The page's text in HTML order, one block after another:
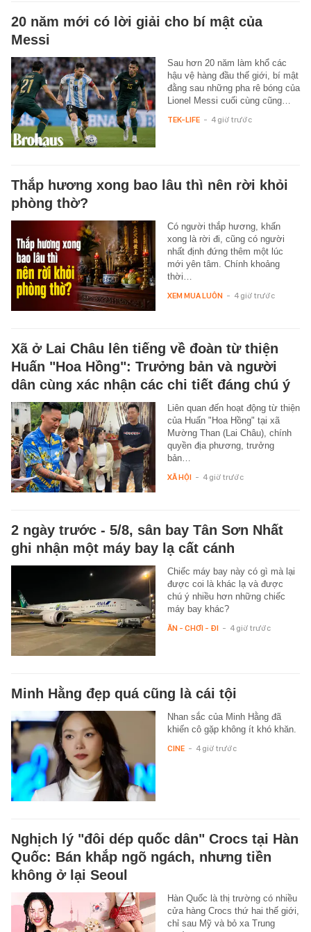
20 năm mới có lời giải cho bí mật của
Messi
Sau hơn 20 năm làm khổ các
hậu vệ hàng đầu thế giới, bí mật
đằng sau những pha rê bóng của
Lionel Messi cuối cùng cũng…
TEK-LIFE - 4 giờ trước
Thắp hương xong bao lâu thì nên rời khỏi
phòng thờ?
Có người thắp hương, khấn
xong là rời đi, cũng có người
nhất định đứng thêm một lúc
mới yên tâm. Chính khoảng
thời…
XEM MUA LUÔN - 4 giờ trước
Xã ở Lai Châu lên tiếng về đoàn từ thiện
Huấn "Hoa Hồng": Trưởng bản và người
dân cùng xác nhận các chi tiết đáng chú ý
Liên quan đến hoạt động từ thiện
của Huấn "Hoa Hồng" tại xã
Mường Than (Lai Châu), chính
quyền địa phương, trưởng
bản…
XÃ HỘI - 4 giờ trước
2 ngày trước - 5/8, sân bay Tân Sơn Nhất
ghi nhận một máy bay lạ cất cánh
Chiếc máy bay này có gì mà lại
được coi là khác lạ và được
chú ý nhiều hơn những chiếc
máy bay khác?
ĂN - CHƠI - ĐI - 4 giờ trước
Minh Hằng đẹp quá cũng là cái tội
Nhan sắc của Minh Hằng đã
khiến cô gặp không ít khó khăn.
CINE - 4 giờ trước
Nghịch lý "đôi dép quốc dân" Crocs tại Hàn
Quốc: Bán khắp ngõ ngách, nhưng tiền
không ở lại Seoul
Hàn Quốc là thị trường có nhiều
cửa hàng Crocs thứ hai thế giới,
chỉ sau Mỹ và bỏ xa Trung